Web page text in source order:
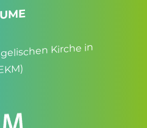
Kirche in